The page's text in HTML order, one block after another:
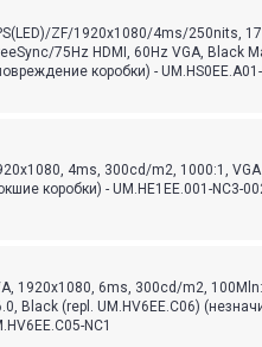
ZF/1920x1080/4ms/250nits,
75Hz HDMI, 60Hz VGA, Black
коробки) -
4ms, 300cd/m2, 1000:1, VGA
коробки) - UM.HE1EE.001-NC3-
1920x1080, 6ms, 300cd/m2,
Black (repl. UM.HV6EE.C06)
NC1